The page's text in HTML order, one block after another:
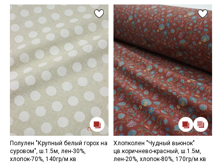
Полулен "Крупный белый горох на
суровом", ш.1.5м, лен-30%,
хлопок-70%, 140гр/м.кв
Хлопколен "Чудный вьюнок"
цв.коричнево-красный, ш.1.5м,
лен-20%, хлопок-80%, 170гр/м.кв